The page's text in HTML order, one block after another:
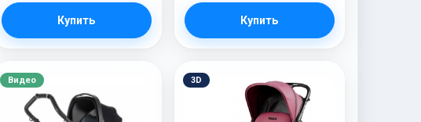
Купить Купить
Видео 3D